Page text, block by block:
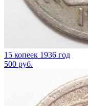
15 копеек 1936 год
500 руб.